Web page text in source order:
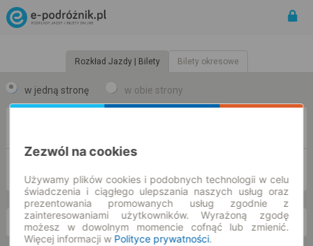
Rozkład Jazdy | Bilety Bilety okresowe
w jedną stronę w obie strony
so. 8 sie. -- : --
Zezwól na cookies
Używamy plików cookies i podobnych technologii w celu
świadczenia i ciągłego ulepszania naszych usług oraz
prezentowania promowanych usług zgodnie z
zainteresowaniami użytkowników. Wyrażoną zgodę
możesz w dowolnym momencie cofnąć lub zmienić.
Więcej informacji w Polityce prywatności.